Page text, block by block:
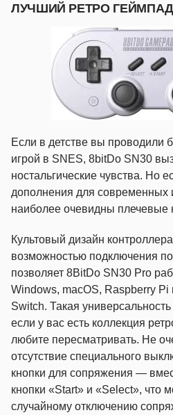
ЛУЧШИЙ РЕТРО ГЕЙМПАД
Если в детстве вы проводили
игрой в SNES, 8bitDo SN30
ностальгические чувства. Но
дополнения для современных
наиболее очевидны плечевые
Культовый дизайн
возможностью подключения
позволяет 8BitDo SN30 Pro
Windows, macOS, Raspberry
Switch. Такая
если у вас есть коллекция
любите пересматривать. Не
отсутствие специального
кнопки для сопряжения —
кнопки «Start» и «Select», что
случайному отключению